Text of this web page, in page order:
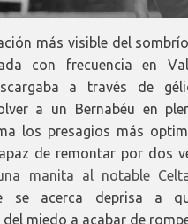
más visible del
con frecuencia en
a través de
a un Bernabéu en
los presagios más
de remontar por dos
manita al notable
se acerca deprisa a
miedo a acabar de